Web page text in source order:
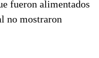
fueron alimentados
no mostraron